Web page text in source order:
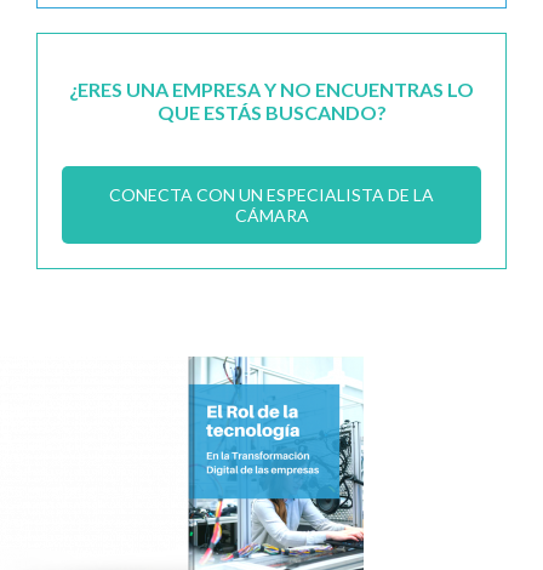
¿ERES UNA EMPRESA Y NO ENCUENTRAS LO
QUE ESTÁS BUSCANDO?
CONECTA CON UN ESPECIALISTA DE LA
CÁMARA